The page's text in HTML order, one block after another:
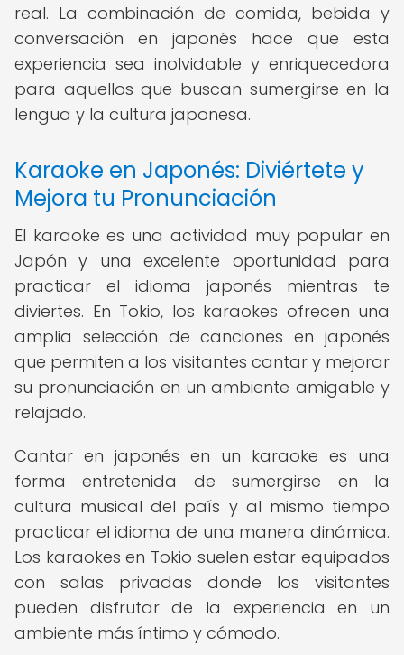
real. La combinación de comida, bebida y
conversación en japonés hace que esta
experiencia sea inolvidable y enriquecedora
para aquellos que buscan sumergirse en la
lengua y la cultura japonesa.
Karaoke en Japonés: Diviértete y
Mejora tu Pronunciación
El karaoke es una actividad muy popular en
Japón y una excelente oportunidad para
practicar el idioma japonés mientras te
diviertes. En Tokio, los karaokes ofrecen una
amplia selección de canciones en japonés
que permiten a los visitantes cantar y mejorar
su pronunciación en un ambiente amigable y
relajado.
Cantar en japonés en un karaoke es una
forma entretenida de sumergirse en la
cultura musical del país y al mismo tiempo
practicar el idioma de una manera dinámica.
Los karaokes en Tokio suelen estar equipados
con salas privadas donde los visitantes
pueden disfrutar de la experiencia en un
ambiente más íntimo y cómodo.